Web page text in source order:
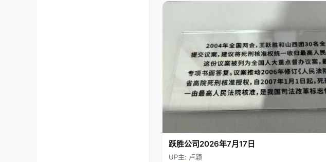
跃胜公司2026年7月17日
UP主: 卢颖